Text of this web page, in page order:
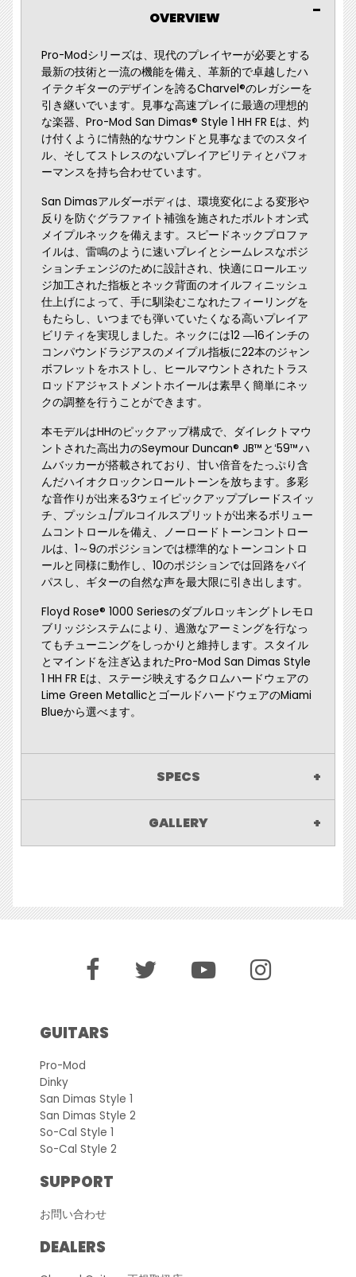
OVERVIEW
Pro-Modシリーズは、現代のプレイヤーが必要とする
最新の技術と一流の機能を備え、革新的で卓越したハ
イテクギターのデザインを誇るCharvel®のレガシーを
引き継いでいます。見事な高速プレイに最適の理想的
な楽器、Pro-Mod San Dimas® Style 1 HH FR Eは、灼
け付くように情熱的なサウンドと見事なまでのスタイ
ル、そしてストレスのないプレイアビリティとパフォ
ーマンスを持ち合わせています。
San Dimasアルダーボディは、環境変化による変形や
反りを防ぐグラファイト補強を施されたボルトオン式
メイプルネックを備えます。スピードネックプロファ
イルは、雷鳴のように速いプレイとシームレスなポジ
ションチェンジのために設計され、快適にロールエッ
ジ加工された指板とネック背面のオイルフィニッシュ
仕上げによって、手に馴染むこなれたフィーリングを
もたらし、いつまでも弾いていたくなる高いプレイア
ビリティを実現しました。ネックには12 ―16インチの
コンパウンドラジアスのメイプル指板に22本のジャン
ボフレットをホストし、ヒールマウントされたトラス
ロッドアジャストメントホイールは素早く簡単にネッ
クの調整を行うことができます。
本モデルはHHのピックアップ構成で、ダイレクトマウ
ントされた高出力のSeymour Duncan® JB™とʻ59™ハ
ムバッカーが搭載されており、甘い倍音をたっぷり含
んだハイオクロックンロールトーンを放ちます。多彩
な音作りが出来る3ウェイピックアップブレードスイッ
チ、プッシュ/プルコイルスプリットが出来るボリュー
ムコントロールを備え、ノーロードトーンコントロー
ルは、1～9のポジションでは標準的なトーンコントロ
ールと同様に動作し、10のポジションでは回路をバイ
パスし、ギターの自然な声を最大限に引き出します。
Floyd Rose® 1000 Seriesのダブルロッキングトレモロ
ブリッジシステムにより、過激なアーミングを行なっ
てもチューニングをしっかりと維持します。スタイル
とマインドを注ぎ込まれたPro-Mod San Dimas Style
1 HH FR Eは、ステージ映えするクロムハードウェアの
Lime Green MetallicとゴールドハードウェアのMiami
Blueから選べます。
SPECS
GALLERY
GUITARS
Pro-Mod
Dinky
San Dimas Style 1
San Dimas Style 2
So-Cal Style 1
So-Cal Style 2
SUPPORT
お問い合わせ
DEALERS